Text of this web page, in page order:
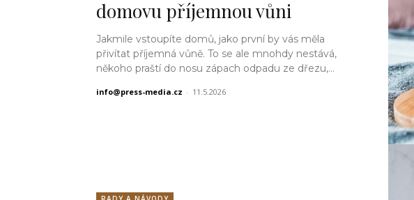
domovu příjemnou vůni
Jakmile vstoupíte domů, jako první by vás měla
přivítat příjemná vůně. To se ale mnohdy nestává,
někoho praští do nosu zápach odpadu ze dřezu,...
info@press-media.cz - 11.5.2026